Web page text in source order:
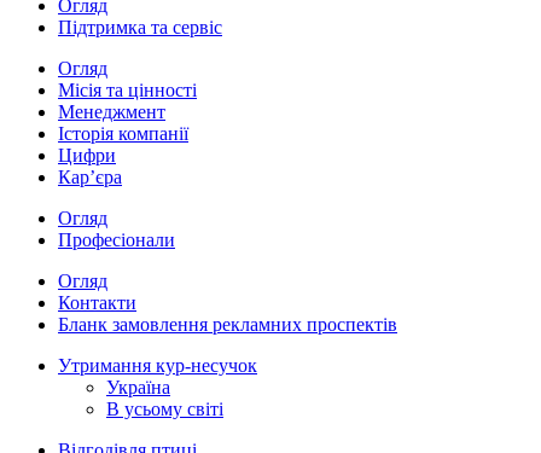
Огляд
Підтримка та сервіс
Огляд
Місія та цінності
Менеджмент
Історія компанії
Цифри
Кар’єра
Огляд
Професіонали
Огляд
Контакти
Бланк замовлення рекламних проспектів
Утримання кур-несучок
Україна
В усьому світі